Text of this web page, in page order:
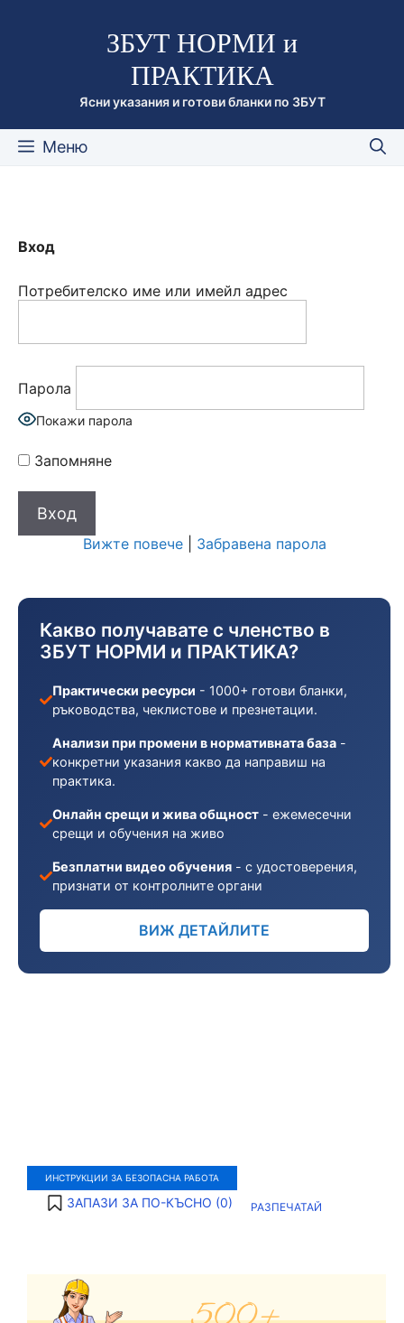
съдържаниетоЗБУТ НОРМИ и
ПРАКТИКА
Ясни указания и готови бланки по ЗБУТ
Меню
ИНСТРУКЦИИ ЗА БЕЗОПАСНА РАБОТА
ЗАПАЗИ ЗА ПО-КЪСНО (0) РАЗПЕЧАТАЙ
Вход
Потребителско име или имейл адрес
Парола
Покажи парола
Запомняне
Вижте повече| Забравена парола
Какво получавате с членство в
ЗБУТ НОРМИ и ПРАКТИКА?
Практически ресурси - 1000+ готови бланки,
ръководства, чеклистове и презнетации.
Анализи при промени в нормативната база -
конкретни указания какво да направиш на
практика.
Онлайн срещи и жива общност - ежемесечни
срещи и обучения на живо
Безплатни видео обучения - с удостоверения,
признати от контролните органи
ВИЖ ДЕТАЙЛИТЕ